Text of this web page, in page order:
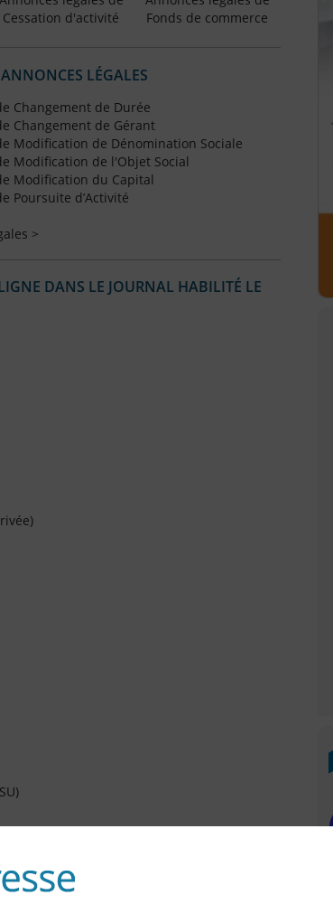
Cessation d'activité
Fonds de commerce
LÉGALES
Changement de Durée
Changement de Gérant
Modification de Dénomination Sociale
Modification de l'Objet Social
Modification du Capital
Poursuite d’Activité
>
DANS LE JOURNAL HABILITÉ LE